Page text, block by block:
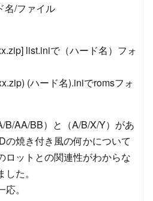
名/ファイル
list.iniで（ハード名）フォ
(ハード名).iniでromsフォ
B/AA/BB）と（A/B/X/Y）があ
の焼き付き風の何かについて
ロットとの関連性がわからな
た。
。